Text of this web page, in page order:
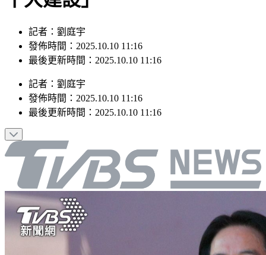
發佈時間：2025.10.10 11:16
最後更新時間：2025.10.10 11:16
發佈時間：2025.10.10 11:16
最後更新時間：2025.10.10 11:16